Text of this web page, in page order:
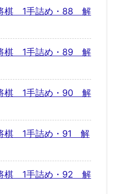
棋 1手詰め・88 解
棋 1手詰め・89 解
棋 1手詰め・90 解
棋 1手詰め・91 解
棋 1手詰め・92 解